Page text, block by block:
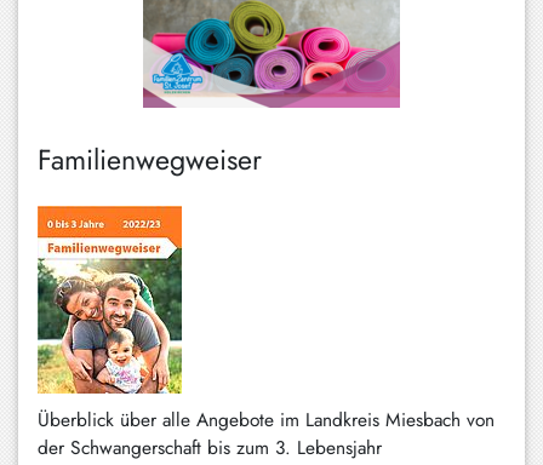
Familienwegweiser
Überblick über alle Angebote im Landkreis Miesbach von
der Schwangerschaft bis zum 3. Lebensjahr